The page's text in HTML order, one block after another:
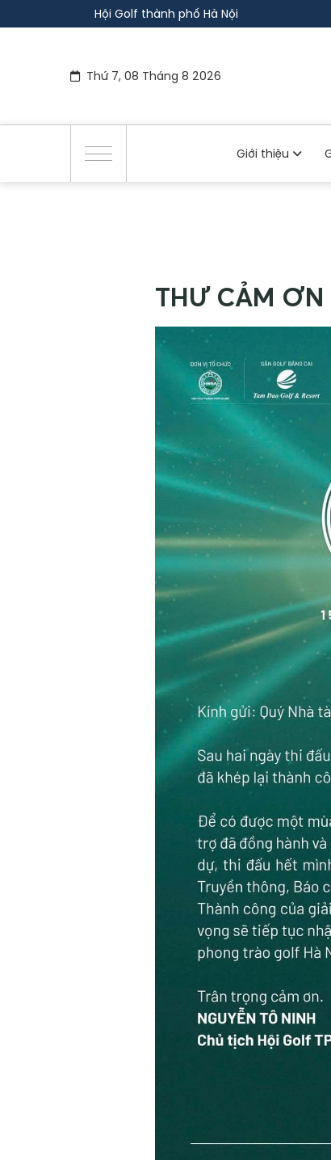
Hội Golf thành phố Hà Nội
Thứ 7, 08 Tháng 8 2026
Giới thiệu
THƯ CẢM